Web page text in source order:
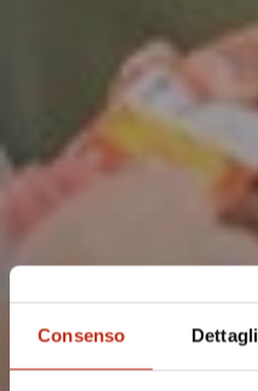
Consenso Dettagli